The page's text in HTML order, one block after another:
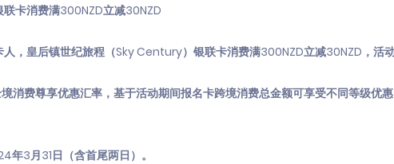
卡消费满300NZD立减30NZD
人，皇后镇世纪旅程（Sky Century）银联卡消费满300NZD立减30NZD，活
消费尊享优惠汇率，基于活动期间报名卡跨境消费总金额可享受不同等级优惠
3月31日（含首尾两日）。